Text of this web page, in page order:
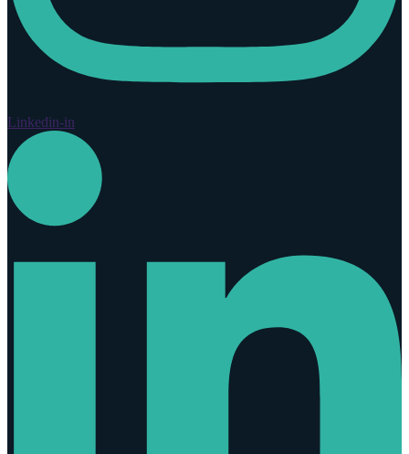
Linkedin-in